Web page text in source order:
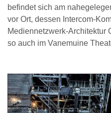
befindet sich am
vor Ort, dessen Intercom-
Mediennetzwerk-Architektur
so auch im Vanemuine